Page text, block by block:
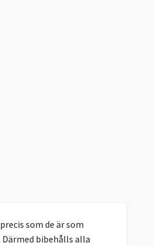
som de är som
bibehålls alla